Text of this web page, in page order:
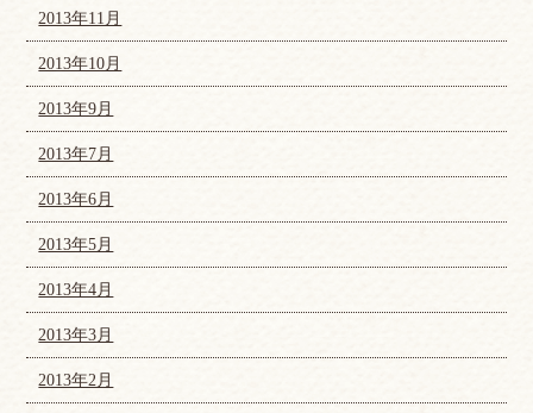
2013年11月
2013年10月
2013年9月
2013年7月
2013年6月
2013年5月
2013年4月
2013年3月
2013年2月